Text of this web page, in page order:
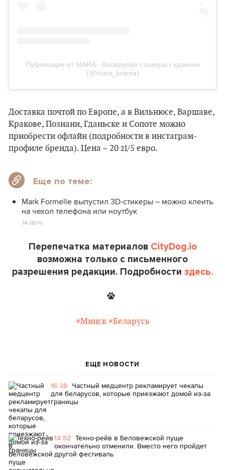
Публикация от MARA - беларускія стыкеры і адзенне
(@mara_krama)
Доставка почтой по Европе, а в Вильнюсе, Варшаве,
Кракове, Познани, Гданьске и Сопоте можно
приобрести офлайн (подробности в инстаграм-
профиле бренда). Цена – 20 zl/5 евро.
Еще по теме:
Mark Formelle выпустил 3D-стикеры – можно клеить
на чехол телефона или ноутбук
ЗА ДЕНЬ
Перепечатка материалов CityDog.io
возможна только с письменного
разрешения редакции. Подробности здесь.
#Минск #Беларусь
ЕЩЕ НОВОСТИ
16:38 Частный медцентр рекламирует чекапы
для беларусов, которые приезжают домой из-за
границы
14:52 Техно-рейв в Беловежской пуще
окончательно отменили. Вместо него пройдет
другой фестиваль